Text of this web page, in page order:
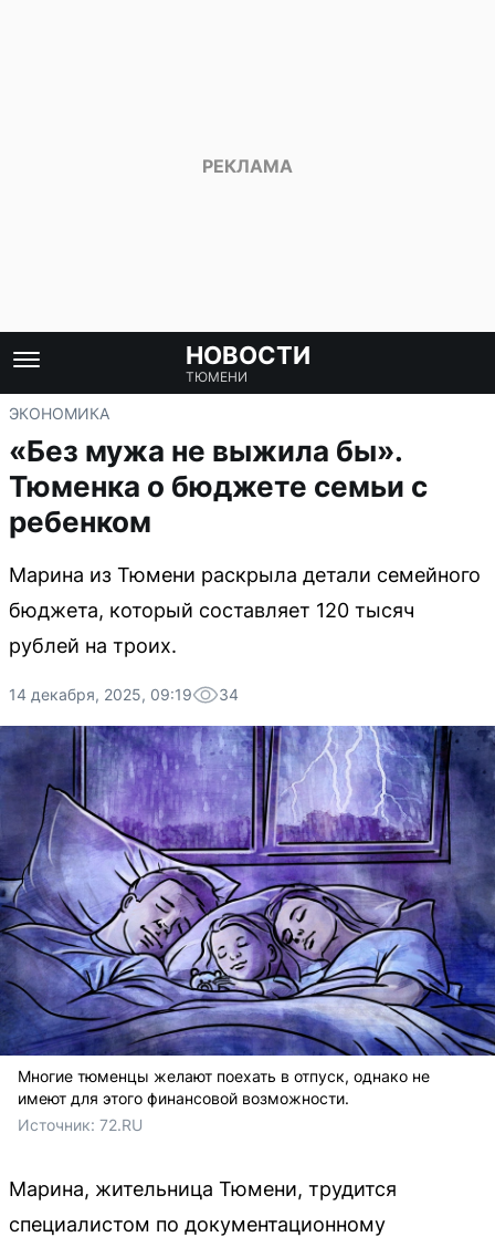
НОВОСТИ
ТЮМЕНИ
ЭКОНОМИКА
«Без мужа не выжила бы».
Тюменка о бюджете семьи с
ребенком
Марина из Тюмени раскрыла детали семейного
бюджета, который составляет 120 тысяч
рублей на троих.
14 декабря, 2025, 09:19 34
Многие тюменцы желают поехать в отпуск, однако не
имеют для этого финансовой возможности.
Источник: 72.RU
Марина, жительница Тюмени, трудится
специалистом по документационному